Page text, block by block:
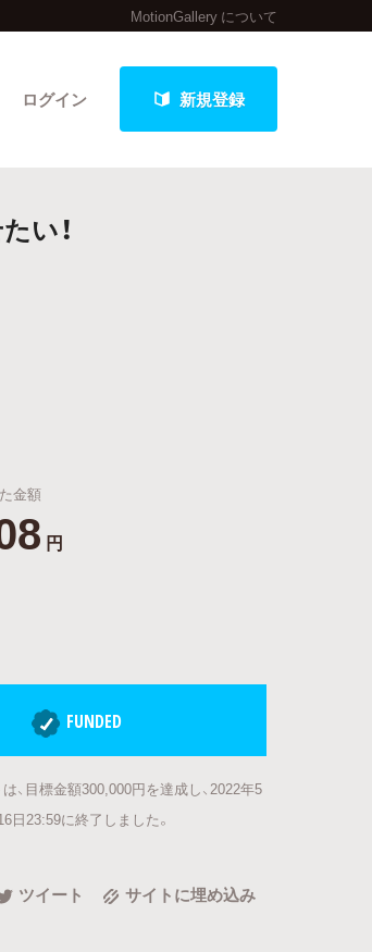
MotionGallery について
ログイン 新規登録
い！
金額
円
FUNDED
、目標金額300,000円を達成し、2022年5
日23:59に終了しました。
ツイート サイトに埋め込み